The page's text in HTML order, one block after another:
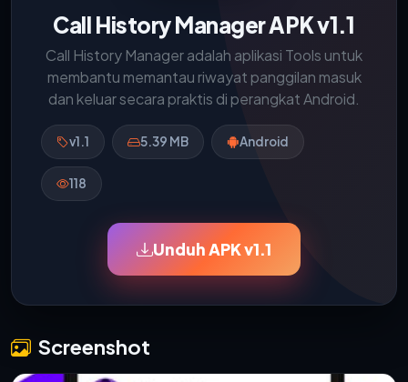
Call History Manager APK v1.1
Call History Manager adalah aplikasi Tools untuk
membantu memantau riwayat panggilan masuk
dan keluar secara praktis di perangkat Android.
v1.1 5.39 MB Android
118
Unduh APK v1.1
Screenshot